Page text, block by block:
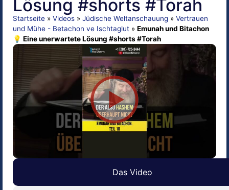
Lösung #shorts #Torah
Startseite » Videos » Jüdische Weltanschauung » Vertrauen
und Mühe - Betachon ve Ischtaglut » Emunah und Bitachon
💡 Eine unerwartete Lösung #shorts #Torah
Das Video